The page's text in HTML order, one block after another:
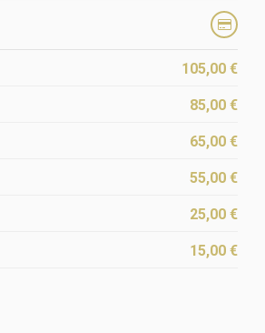
105,00 €
85,00 €
65,00 €
55,00 €
25,00 €
15,00 €